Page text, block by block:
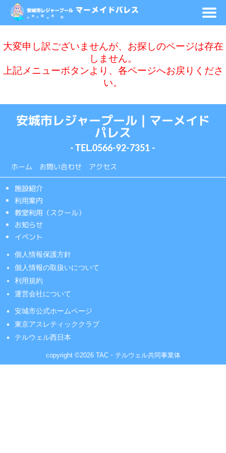
大変申し訳ございませんが、お探しのページは存在
しません。
上記メニューボタンより、各ページへお戻りくださ
い。
安城市レジャープール｜マーメイド
パレス
- TEL.0566-92-7351 -
ホーム お問い合わせ アクセス
施設紹介
利用案内
教室利用（スクール）
お知らせ
イベント
個人情報保護方針
個人情報の取扱いについて
利用規約
運営会社について
安城市公式ホームページ
東京アスレティッククラブ
テルウェル西日本
copyright ©2026 TAC・テルウェル共同事業体